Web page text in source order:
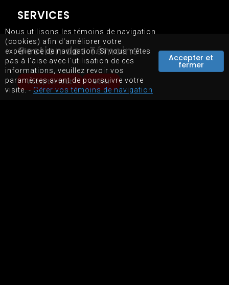
Gestion des Témoins
Nous utilisons les témoins de navigation
(cookies) afin d'améliorer votre
expérience de navigation. Si vous n'êtes
pas à l'aise avec l'utilisation de ces
informations, veuillez revoir vos
paramètres avant de poursuivre votre
visite. -Gérer vos témoins de navigation
Accepter et
fermer
Accepter tout Gérer
SERVICES
NOS SERVICES
BOUTIQUE EN LIGNE
LOCATION D'ÉQUIPEMENTS